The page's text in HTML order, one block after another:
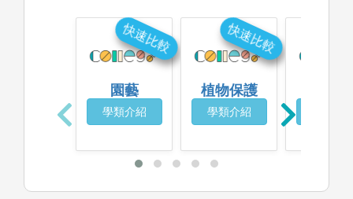
園藝
學類介紹
快速比較
植物保護
學類介紹
快速比較